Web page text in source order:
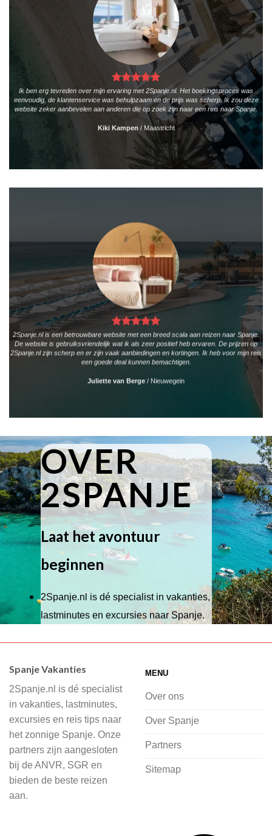
Ik ben erg tevreden over mijn ervaring met 2Spanje.nl. Het boekingsproces was
eenvoudig, de klantenservice was behulpzaam en de prijs was scherp. Ik zou deze
website zeker aanbevelen aan anderen die op zoek zijn naar een reis naar Spanje.
Kiki Kampen /Maastricht
2Spanje.nl is een betrouwbare website met een breed scala aan reizen naar Spanje.
De website is gebruiksvriendelijk wat ik als zeer positief heb ervaren. De prijzen op
2Spanje.nl zijn scherp en er zijn vaak aanbiedingen en kortingen. Ik heb voor mijn reis
een goede deal kunnen bemachtigen.
Juliette van Berge / Nieuwegein
OVER
2SPANJE
Laat het avontuur
beginnen
2Spanje.nl is dé specialist in vakanties,
lastminutes en excursies naar Spanje.
Wij hebben een breed scala aan
of je nu wilt relaxen op het strand,
cultuur wilt ontdekken of avontuur zoekt
in de natuur.
Bij 2Spanje.nl begint de voorpret al
voordat je het vliegtuig instapt, door
inspiratie op te doen over dit zonnige
Spanje Vakanties
2Spanje.nl is dé specialist
in vakanties, lastminutes,
excursies en reis tips naar
het zonnige Spanje. Onze
partners zijn aangesloten
bij de ANVR, SGR en
bieden de beste reizen
aan.
MENU
Over ons
Over Spanje
Partners
Sitemap